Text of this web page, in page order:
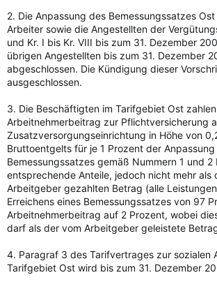
2. Die Anpassung des Bemessungssatzes
Arbeiter sowie die Angestellten der
und Kr. I bis Kr. VIII bis zum 31. Dezember
übrigen Angestellten bis zum 31. Dezember
abgeschlossen. Die Kündigung dieser
ausgeschlossen.
3. Die Beschäftigten im Tarifgebiet Ost
Arbeitnehmerbeitrag zur Pflichtversicherung
Zusatzversorgungseinrichtung in Höhe von
Bruttoentgelts für je 1 Prozent der
Bemessungssatzes gemäß Nummern 1 und
entsprechende Anteile, jedoch nicht mehr als
Arbeitgeber gezahlten Betrag (alle
Erreichens eines Bemessungssatzes von 97
Arbeitnehmerbeitrag auf 2 Prozent, wobei
darf als der vom Arbeitgeber geleistete
4. Paragraf 3 des Tarifvertrages zur sozialen
Tarifgebiet Ost wird bis zum 31. Dezember